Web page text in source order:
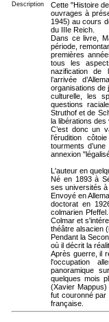
Description
Cette "Histoire
ouvrages à
1945) au cours
du IIIe Reich.
Dans ce livre,
période,
premières
tous les
nazification de
l’arrivée
organisations de
culturelle, les
questions
Struthof et de
la libérations des
C’est donc un
l’érudition
tourments
annexion
L'auteur en
Né en 1893 à
ses universités à
Envoyé en
doctorat en
colmarien
Colmar et
théâtre alsacien
Pendant la
où il décrit la
Après guerre, il
l'occupation
panoramique
quelques mois
(Xavier
fut couronné par
française.